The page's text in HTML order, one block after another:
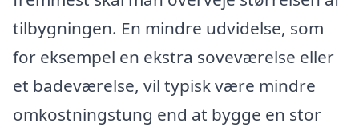
tilbygningen. En mindre udvidelse, som
for eksempel en ekstra soveværelse eller
et badeværelse, vil typisk være mindre
omkostningstung end at bygge en stor